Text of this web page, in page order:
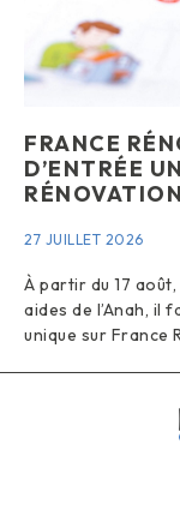
FRANCE
D’ENTRÉE
RÉNOVATION
27 JUILLET 2026
À partir du 17
aides de l’Anah, il
unique sur France